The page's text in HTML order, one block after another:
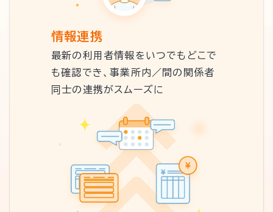
情報連携
最新の利用者情報をいつでもどこで
も確認でき、事業所内／間の関係者
同士の連携がスムーズに